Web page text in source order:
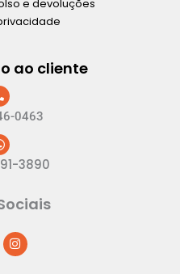
e devoluções
ao cliente
0463
3890
I
n
s